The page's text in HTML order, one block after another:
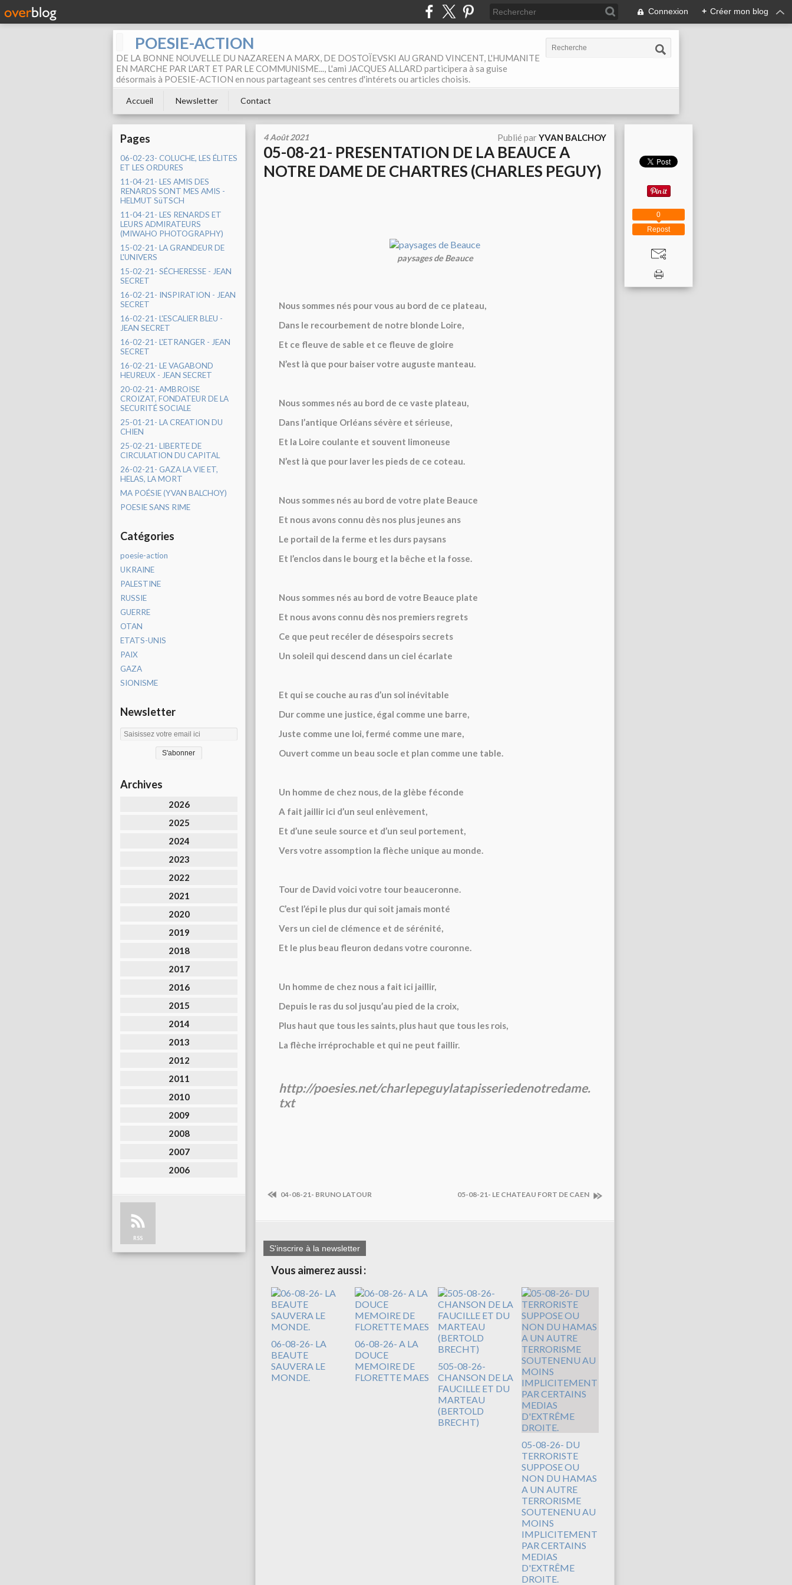
Connexion + Créer mon blog
POESIE-ACTION
DE LA BONNE NOUVELLE DU NAZAREEN A MARX, DE DOSTOÏEVSKI AU GRAND VINCENT, L'HUMANITE
EN MARCHE PAR L'ART ET PAR LE COMMUNISME..., L'ami JACQUES ALLARD participera à sa guise
désormais à POESIE-ACTION en nous partageant ses centres d'intérets ou articles choisis.
Accueil Newsletter Contact
Pages
06-02-23- COLUCHE, LES ÉLITES
ET LES ORDURES
11-04-21- LES AMIS DES
RENARDS SONT MES AMIS -
HELMUT SüTSCH
11-04-21- LES RENARDS ET
LEURS ADMIRATEURS
(MIWAHO PHOTOGRAPHY)
15-02-21- LA GRANDEUR DE
L'UNIVERS
15-02-21- SÉCHERESSE - JEAN
SECRET
16-02-21- INSPIRATION - JEAN
SECRET
16-02-21- L'ESCALIER BLEU -
JEAN SECRET
16-02-21- L'ETRANGER - JEAN
SECRET
16-02-21- LE VAGABOND
HEUREUX - JEAN SECRET
20-02-21- AMBROISE
CROIZAT, FONDATEUR DE LA
SECURITÉ SOCIALE
25-01-21- LA CREATION DU
CHIEN
25-02-21- LIBERTE DE
CIRCULATION DU CAPITAL
26-02-21- GAZA LA VIE ET,
HELAS, LA MORT
MA POÉSIE (YVAN BALCHOY)
POESIE SANS RIME
Catégories
poesie-action
UKRAINE
PALESTINE
RUSSIE
GUERRE
OTAN
ETATS-UNIS
PAIX
GAZA
SIONISME
Newsletter
Archives
2026
2025
2024
2023
2022
2021
2020
2019
2018
2017
2016
2015
2014
2013
2012
2011
2010
2009
2008
2007
2006
RSS
4 Août 2021 Publié parYVAN BALCHOY
05-08-21- PRESENTATION DE LA BEAUCE A
NOTRE DAME DE CHARTRES (CHARLES PEGUY)
paysages de Beauce
Nous sommes nés pour vous au bord de ce plateau,
Dans le recourbement de notre blonde Loire,
Et ce fleuve de sable et ce fleuve de gloire
N’est là que pour baiser votre auguste manteau.
Nous sommes nés au bord de ce vaste plateau,
Dans l’antique Orléans sévère et sérieuse,
Et la Loire coulante et souvent limoneuse
N’est là que pour laver les pieds de ce coteau.
Nous sommes nés au bord de votre plate Beauce
Et nous avons connu dès nos plus jeunes ans
Le portail de la ferme et les durs paysans
Et l’enclos dans le bourg et la bêche et la fosse.
Nous sommes nés au bord de votre Beauce plate
Et nous avons connu dès nos premiers regrets
Ce que peut recéler de désespoirs secrets
Un soleil qui descend dans un ciel écarlate
Et qui se couche au ras d’un sol inévitable
Dur comme une justice, égal comme une barre,
Juste comme une loi, fermé comme une mare,
Ouvert comme un beau socle et plan comme une table.
Un homme de chez nous, de la glèbe féconde
A fait jaillir ici d’un seul enlèvement,
Et d’une seule source et d’un seul portement,
Vers votre assomption la flèche unique au monde.
Tour de David voici votre tour beauceronne.
C’est l’épi le plus dur qui soit jamais monté
Vers un ciel de clémence et de sérénité,
Et le plus beau fleuron dedans votre couronne.
Un homme de chez nous a fait ici jaillir,
Depuis le ras du sol jusqu’au pied de la croix,
Plus haut que tous les saints, plus haut que tous les rois,
La flèche irréprochable et qui ne peut faillir.
http://poesies.net/charlepeguylatapisseriedenotredame.
txt
04-08-21- BRUNO LATOUR 05-08-21- LE CHATEAU FORT DE CAEN
S'inscrire à la newsletter
Vous aimerez aussi :
06-08-26- LA
BEAUTE
SAUVERA LE
MONDE.
06-08-26- A LA
DOUCE
MEMOIRE DE
FLORETTE MAES
505-08-26-
CHANSON DE LA
FAUCILLE ET DU
MARTEAU
(BERTOLD
BRECHT)
05-08-26- DU
TERRORISTE
SUPPOSE OU
NON DU HAMAS
A UN AUTRE
TERRORISME
SOUTENENU AU
MOINS
IMPLICITEMENT
PAR CERTAINS
MEDIAS
D'EXTRÊME
DROITE.
Repost
0